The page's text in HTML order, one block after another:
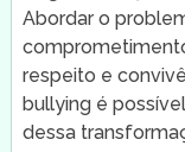
Abordar o
respeito e
bullying é
dessa